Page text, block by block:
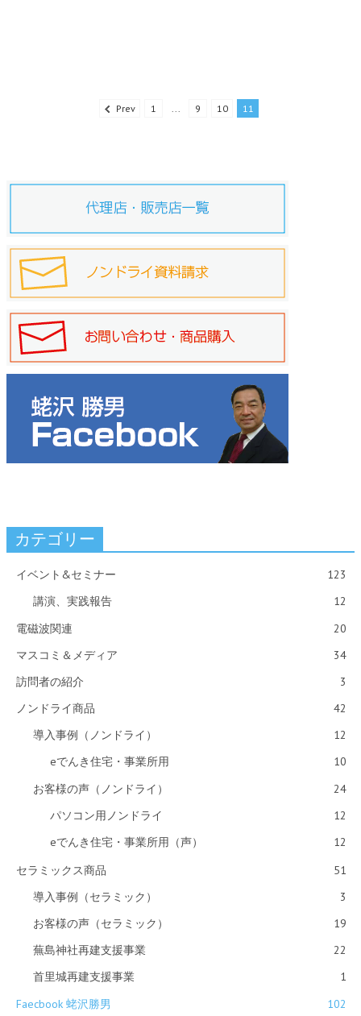
Prev 1 ... 9 10 11
カテゴリー
イベント&セミナー
123
講演、実践報告
12
電磁波関連
20
マスコミ＆メディア
34
訪問者の紹介
3
ノンドライ商品
42
導入事例（ノンドライ）
12
eでんき住宅・事業所用
10
お客様の声（ノンドライ）
24
パソコン用ノンドライ
12
eでんき住宅・事業所用（声）
12
セラミックス商品
51
導入事例（セラミック）
3
お客様の声（セラミック）
19
蕪島神社再建支援事業
22
首里城再建支援事業
1
Faecbook 蛯沢勝男
102